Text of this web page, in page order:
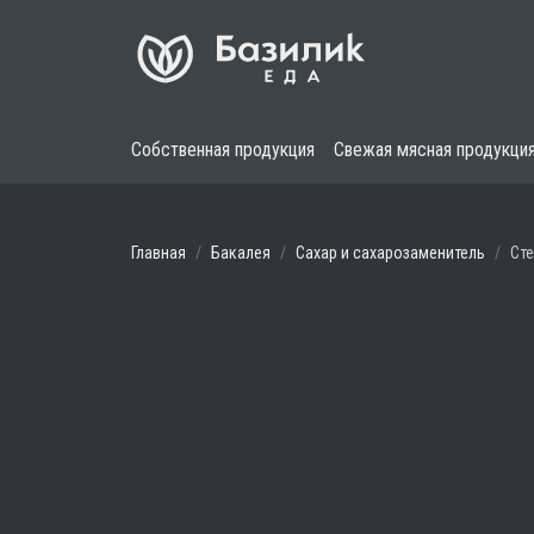
Собственная продукция Свежая мясная продукция
Главная Бакалея Сахар и сахарозаменитель